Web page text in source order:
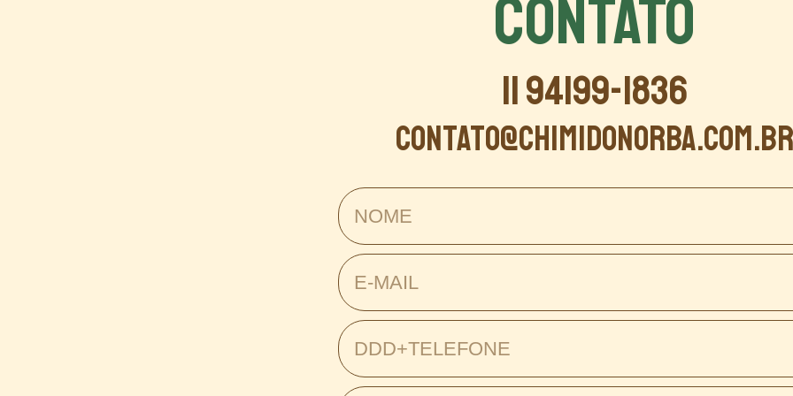
CONTATO
11 94199-1836
contato@chimidonorba.com.br